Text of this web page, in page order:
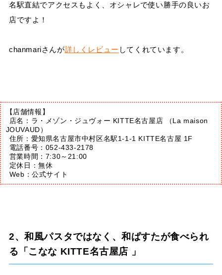
名駅直結でアクセスもよく、オシャレで使い勝手の良いお
店ですよ！
chanmariさんが詳しくレビュー してくれています。
【店舗情報】
店名：ラ・メゾン・ジュヴォー KITTE名古屋店 （La maison
JOUVAUD）
住所：愛知県名古屋市中村区名駅1-1-1 KITTE名古屋 1F
電話番号：052-433-2178
営業時間：7:30～21:00
定休日：無休
Web：公式サイト
2、和風パスタではなく、和ぱすたが食べられ
る「こなな KITTE名古屋店 」